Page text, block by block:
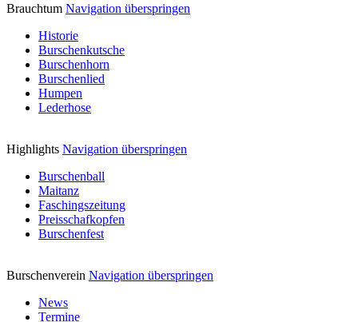
Brauchtum Navigation überspringen
Historie
Burschenkutsche
Burschenhorn
Burschenlied
Humpen
Lederhose
Highlights Navigation überspringen
Burschenball
Maitanz
Faschingszeitung
Preisschafkopfen
Burschenfest
Burschenverein Navigation überspringen
News
Termine